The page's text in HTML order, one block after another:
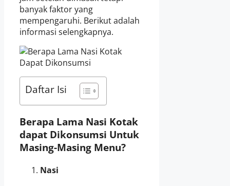
banyak faktor yang
mempengaruhi. Berikut adalah
informasi selengkapnya.
Daftar Isi
Berapa Lama Nasi Kotak
dapat Dikonsumsi Untuk
Masing-Masing Menu?
Nasi